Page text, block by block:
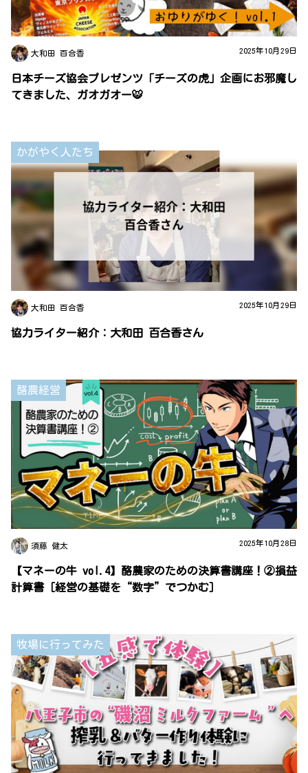
大和田 百合香 2025年10月29日
日本チーズ協会プレゼンツ「チーズの虎」企画にお邪魔し
てきました、ガオガオー🐯
かがやく人たち
大和田 百合香 2025年10月29日
協力ライター紹介：大和田 百合香さん
酪農経営
須藤 健太 2025年10月28日
【マネーの牛 vol.4】酪農家のための決算書講座！②損益
計算書［経営の基礎を“数字”でつかむ］
牧場に行ってみた